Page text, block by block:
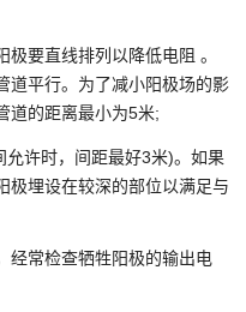
要直线排列以降低电阻 。
道平行。为了减小阳极场的影
道的距离最小为5米;
许时，间距最好3米)。如果
极埋设在较深的部位以满足与
经常检查牺牲阳极的输出电